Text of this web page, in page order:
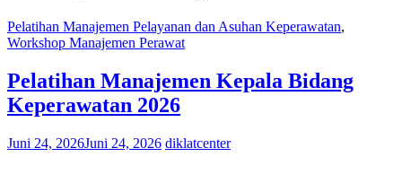
Pelatihan Manajemen Pelayanan dan Asuhan Keperawatan,
Workshop Manajemen Perawat
Pelatihan Manajemen Kepala Bidang
Keperawatan 2026
Juni 24, 2026Juni 24, 2026 diklatcenter